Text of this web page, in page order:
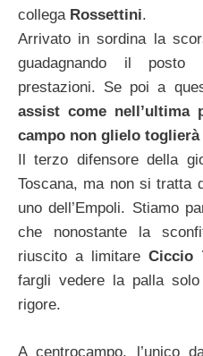
collega Rossettini.
Arrivato in sordina la
guadagnando il
prestazioni. Se poi a
assist come
campo non glielo toglierà
Il terzo difensore della
Toscana, ma non si tratta
uno dell’Empoli. Stiamo
che nonostante la
riuscito a limitareCiccio
fargli vedere la palla
rigore.
A centrocampo, l’unico